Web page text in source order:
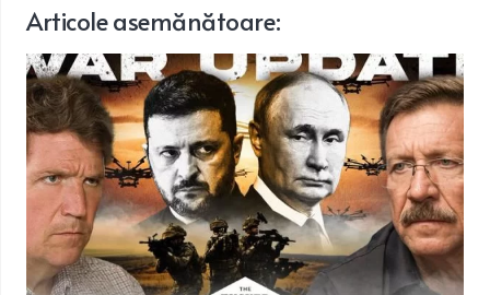
Articoleasemănătoare: